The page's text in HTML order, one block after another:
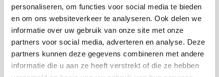
personaliseren, om functies voor social media te bieden
en om ons websiteverkeer te analyseren. Ook delen we
informatie over uw gebruik van onze site met onze
partners voor social media, adverteren en analyse. Deze
partners kunnen deze gegevens combineren met andere
informatie die u aan ze heeft verstrekt of die ze hebben
Nederland is ook minder gepolariseerd dan media
en politici ons doen geloven, zo luidde de
boodschap van de minister. ’Met de energie
waarmee we extremen in leven houden en
uiteindelijk het succes van onze eigen samenleving
saboteren, zouden we ons ook kunnen richten op